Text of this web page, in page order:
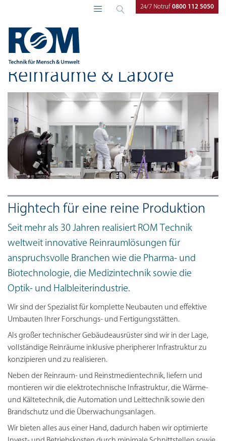
24/7 Notruf 0800 112 5050
ROM Technik Kompetenzen
Reinräume & Labore
Hightech für eine reine Produktion
Seit mehr als 30 Jahren realisiert ROM Technik
weltweit innovative Reinraumlösungen für
anspruchsvolle Branchen wie die Pharma- und
Biotechnologie, die Medizintechnik sowie die
Optik- und Halbleiterindustrie.
Wir sind der Spezialist für komplette Neubauten und effektive
Umbauten Ihrer Forschungs- und Fertigungsstätten.
Als großer technischer Gebäudeausrüster sind wir in der Lage,
vollständige Reinräume inklusive pheripherer Infrastruktur zu
konzipieren und zu realisieren.
Neben der Reinraum- und Reinstmedientechnik, liefern und
montieren wir die elektrotechnische Infrastruktur, die Wärme-
und Kältetechnik, die Automation und Leittechnik sowie den
Brandschutz und die Überwachungsanlagen.
Wir bieten alles aus einer Hand, dadurch haben wir optimierte